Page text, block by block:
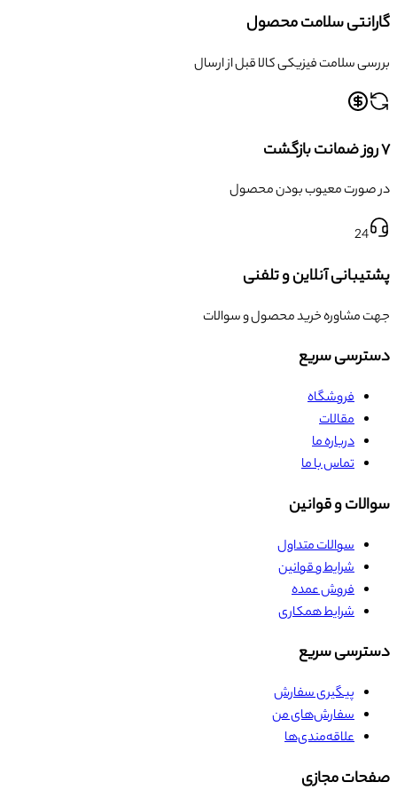
گارانتی سلامت محصول
بررسی سلامت فیزیکی کالا قبل از ارسال
۷ روز ضمانت بازگشت
در صورت معیوب بودن محصول
24
پشتیبانی آنلاین و تلفنی
جهت مشاوره خرید محصول و سوالات
دسترسی سریع
فروشگاه
مقالات
درباره ما
تماس با ما
سوالات و قوانین
سوالات متداول
شرایط و قوانین
فروش عمده
شرایط همکاری
دسترسی سریع
پیگیری سفارش
سفارش‌های من
علاقه‌مندی‌ها
صفحات مجازی